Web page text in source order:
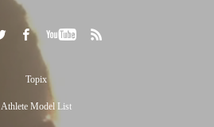
Topix
Athlete Model List